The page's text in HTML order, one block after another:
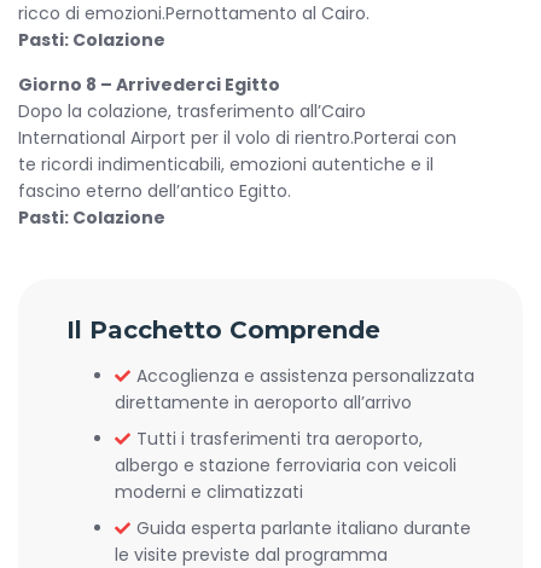
ricco di emozioni.Pernottamento al Cairo.
Pasti: Colazione
Giorno 8 – Arrivederci Egitto
Dopo la colazione, trasferimento all’Cairo
International Airport per il volo di rientro.Porterai con
te ricordi indimenticabili, emozioni autentiche e il
fascino eterno dell’antico Egitto.
Pasti: Colazione
Il Pacchetto Comprende
Accoglienza e assistenza personalizzata
direttamente in aeroporto all’arrivo
Tutti i trasferimenti tra aeroporto,
albergo e stazione ferroviaria con veicoli
moderni e climatizzati
Guida esperta parlante italiano durante
le visite previste dal programma